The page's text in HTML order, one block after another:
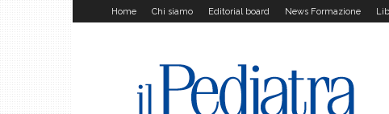
Home Chi siamo Editorial board News Formazione
Pediatra